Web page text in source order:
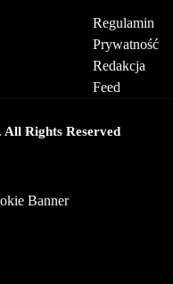
Regulamin
Prywatność
Redakcja
Feed
Rights Reserved
Banner